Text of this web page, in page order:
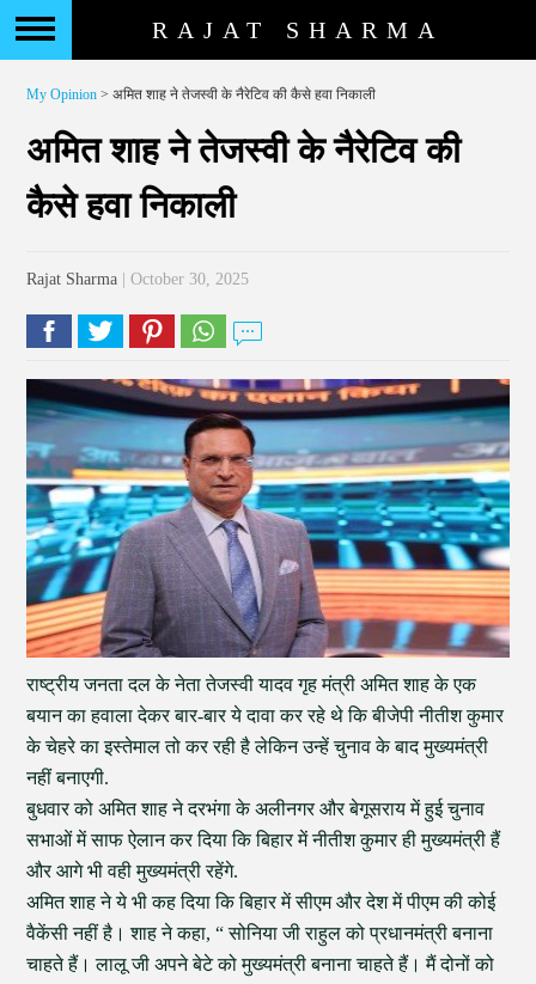
RAJAT SHARMA
My Opinion > अमित शाह ने तेजस्वी के नैरेटिव की कैसे हवा निकाली
अमित शाह ने तेजस्वी के नैरेटिव की
कैसे हवा निकाली
Rajat Sharma | October 30, 2025
राष्ट्रीय जनता दल के नेता तेजस्वी यादव गृह मंत्री अमित शाह के एक
बयान का हवाला देकर बार-बार ये दावा कर रहे थे कि बीजेपी नीतीश कुमार
के चेहरे का इस्तेमाल तो कर रही है लेकिन उन्हें चुनाव के बाद मुख्यमंत्री
नहीं बनाएगी.
बुधवार को अमित शाह ने दरभंगा के अलीनगर और बेगूसराय में हुई चुनाव
सभाओं में साफ ऐलान कर दिया कि बिहार में नीतीश कुमार ही मुख्यमंत्री हैं
और आगे भी वही मुख्यमंत्री रहेंगे.
अमित शाह ने ये भी कह दिया कि बिहार में सीएम और देश में पीएम की कोई
वैकेंसी नहीं है। शाह ने कहा, “ सोनिया जी राहुल को प्रधानमंत्री बनाना
चाहते हैं। लालू जी अपने बेटे को मुख्यमंत्री बनाना चाहते हैं। मैं दोनों को